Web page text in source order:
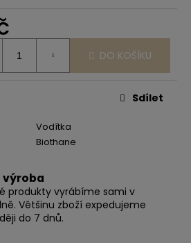
DO KOŠÍKU
Vodítka
Biothane
Sdílet
výroba
produkty vyrábíme sami v
Většinu zboží expedujeme
do 7 dnů.